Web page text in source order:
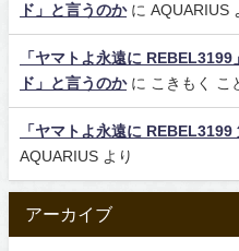
ド」と言うのかに AQUARIUS
「ヤマトよ永遠に
ド」と言うのかに こきもく こ
「ヤマトよ永遠に
AQUARIUS より
アーカイブ